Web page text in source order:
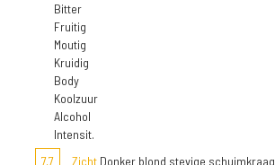
Bitter
Fruitig
Moutig
Kruidig
Body
Koolzuur
Alcohol
Intensit.
7,7
Zicht Donker blond stevige schuimkraag